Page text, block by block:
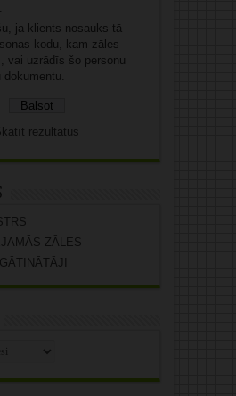
ja klients nosauks tā
kodu, kam zāles
vai uzrādīs šo personu
dokumentu.
rezultātus
ZĀLES